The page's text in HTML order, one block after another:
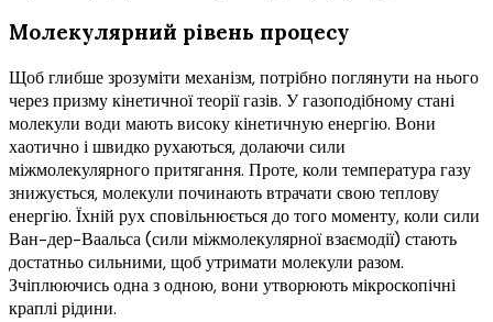
Молекулярний рівень процесу
Щоб глибше зрозуміти механізм, потрібно поглянути на нього
через призму кінетичної теорії газів. У газоподібному стані
молекули води мають високу кінетичную енергію. Вони
хаотично і швидко рухаються, долаючи сили
міжмолекулярного притягання. Проте, коли температура газу
знижується, молекули починають втрачати свою теплову
енергію. Їхній рух сповільнюється до того моменту, коли сили
Ван-дер-Ваальса (сили міжмолекулярної взаємодії) стають
достатньо сильними, щоб утримати молекули разом.
Зчіплюючись одна з одною, вони утворюють мікроскопічні
краплі рідини.